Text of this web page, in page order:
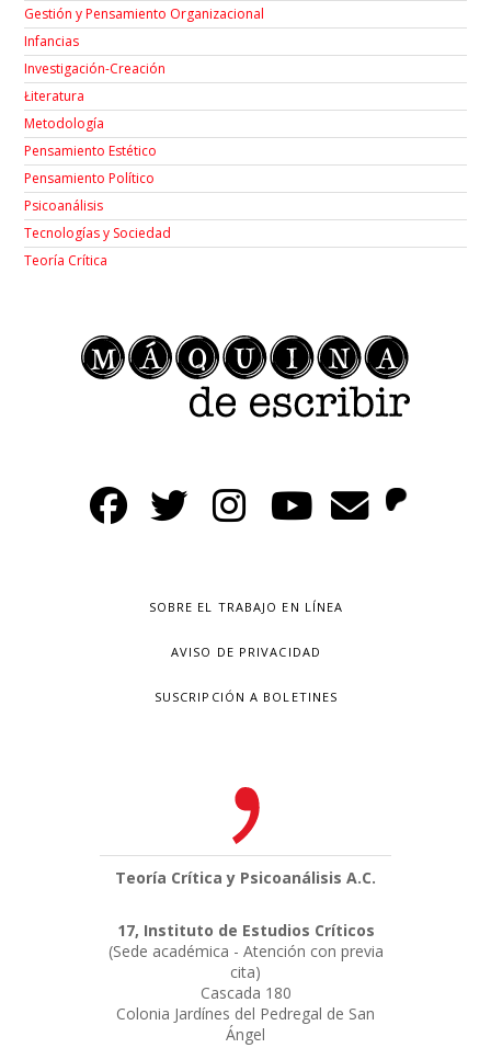
Gestión y Pensamiento Organizacional
Infancias
Investigación-Creación
Łiteratura
Metodología
Pensamiento Estético
Pensamiento Político
Psicoanálisis
Tecnologías y Sociedad
Teoría Crítica
SOBRE EL TRABAJO EN LÍNEA
AVISO DE PRIVACIDAD
SUSCRIPCIÓN A BOLETINES
Teoría Crítica y Psicoanálisis A.C.
17, Instituto de Estudios Críticos
(Sede académica - Atención con previa
cita)
Cascada 180
Colonia Jardínes del Pedregal de San
Ángel